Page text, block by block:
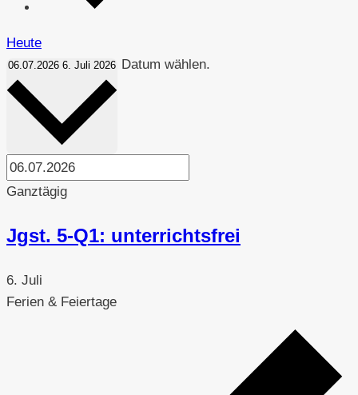
Heute
06.07.2026 6. Juli 2026 Datum wählen.
Ganztägig
Jgst. 5-Q1: unterrichtsfrei
6. Juli
Ferien & Feiertage